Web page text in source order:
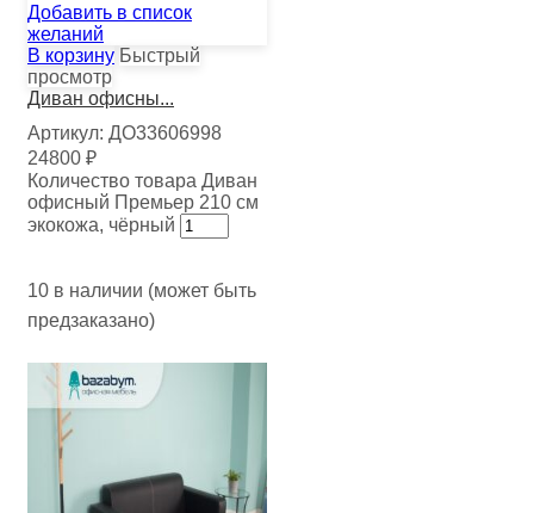
Добавить в список
желаний
В корзину Быстрый
просмотр
Диван офисны...
Артикул: ДО33606998
24800 ₽
Количество товара Диван
офисный Премьер 210 см
экокожа, чёрный
10 в наличии (может быть
предзаказано)